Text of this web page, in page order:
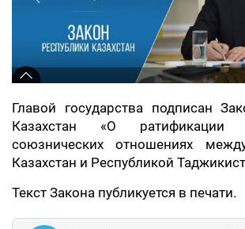
Главой государства подписан
Казахстан «О
союзнических отношениях
Казахстан и Республикой
Текст Закона публикуется в печати.